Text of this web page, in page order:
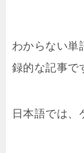
わからない単
録的な記事で
日本語では、